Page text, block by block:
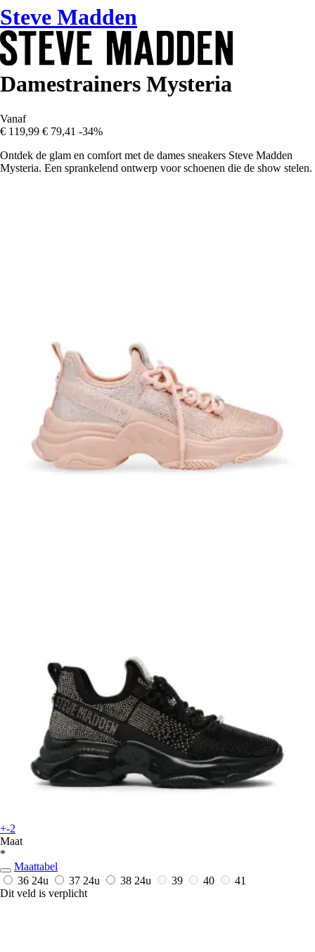
Steve Madden
Damestrainers Mysteria
Vanaf
€ 119,99 € 79,41 -34%
Ontdek de glam en comfort met de dames sneakers Steve Madden
Mysteria. Een sprankelend ontwerp voor schoenen die de show stelen.
+-2
Maat
*
Maattabel
36 24u 37 24u 38 24u 39 40
41
Dit veld is verplicht